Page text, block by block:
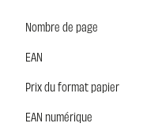
Nombre de page
EAN
Prix du format papier
EAN numérique